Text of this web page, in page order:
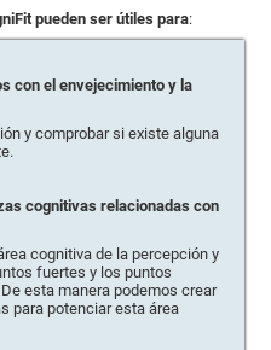
pueden ser útiles para:
con el envejecimiento y la
y comprobar si existe alguna
cognitivas relacionadas con
cognitiva de la percepción y
fuertes y los puntos
esta manera podemos crear
para potenciar esta área